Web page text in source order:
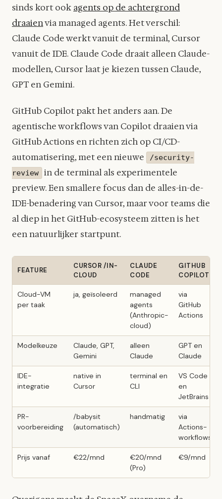
sinds kort ook agents op de achtergrond
draaienvia managed agents. Het verschil:
Claude Code werkt vanuit de terminal, Cursor
vanuit de IDE. Claude Code draait alleen Claude-
modellen, Cursor laat je kiezen tussen Claude,
GPT en Gemini.
GitHub Copilot pakt het anders aan. De
agentische workflows van Copilot draaien via
GitHub Actions en richten zich op CI/CD-
automatisering, met een nieuwe
/security-
review
in de terminal als experimentele
preview. Een smallere focus dan de alles-in-de-
IDE-benadering van Cursor, maar voor teams die
al diep in het GitHub-ecosysteem zitten is het
een natuurlijker startpunt.
FEATURE
CURSOR /IN-
CLOUD
CLAUDE
CODE
GITHUB
COPILOT
Cloud-VM
per taak
ja, geïsoleerd
managed
agents
(Anthropic-
cloud)
via
GitHub
Actions
Modelkeuze
Claude, GPT,
Gemini
alleen
Claude
GPT en
Claude
IDE-
integratie
native in
Cursor
terminal en
CLI
VS Code
en
JetBrains
PR-
voorbereiding
/babysit
(automatisch)
handmatig
via
Actions-
workflows
Prijs vanaf €22/mnd
€20/mnd
(Pro)
€9/mnd